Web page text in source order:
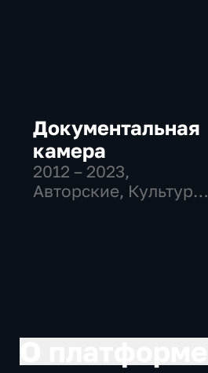
Документальная
камера
2012 – 2023,
Авторские, Культура,